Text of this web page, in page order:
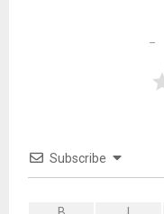
Subscribe